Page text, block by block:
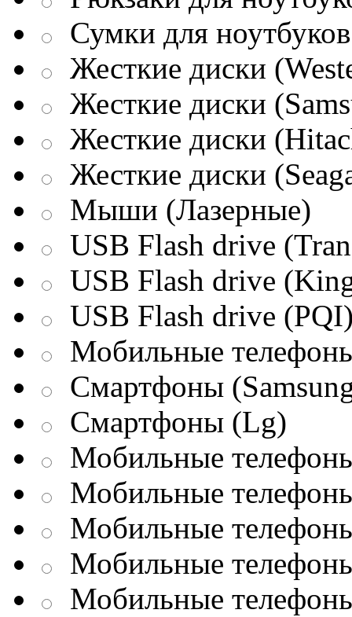
Сумки для
Жесткие диски
Жесткие диски
Жесткие диски
Жесткие диски
Мыши (Лазерные)
USB Flash drive
USB Flash drive
USB Flash drive
Мобильные
Смартфоны
Смартфоны (Lg)
Мобильные
Мобильные
Мобильные
Мобильные
Мобильные